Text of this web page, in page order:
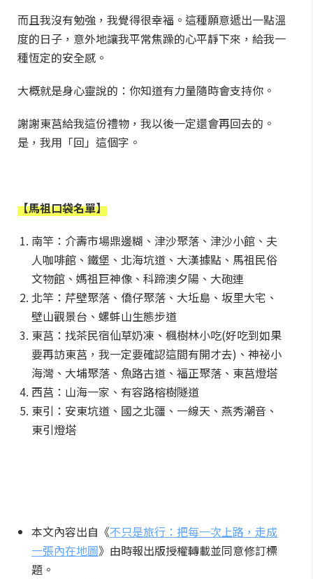
而且我沒有勉強，我覺得很幸福。這種願意遞出一點溫
度的日子，意外地讓我平常焦躁的心平靜下來，給我一
種恆定的安全感。
大概就是身心靈說的：你知道有力量隨時會支持你。
謝謝東莒給我這份禮物，我以後一定還會再回去的。
是，我用「回」這個字。
【馬祖口袋名單】
南竿：介壽市場鼎邊糊、津沙聚落、津沙小館、夫
人咖啡館、鐵堡、北海坑道、大漢據點、馬祖民俗
文物館、媽祖巨神像、科蹄澳夕陽、大砲連
北竿：芹壁聚落、僑仔聚落、大坵島、坂里大宅、
壁山觀景台、螺蚌山生態步道
東莒：找茶民宿仙草奶凍、楓樹林小吃(好吃到如果
要再訪東莒，我一定要確認這間有開才去)、神祕小
海灣、大埔聚落、魚路古道、福正聚落、東莒燈塔
西莒：山海一家、有容路榕樹隧道
東引：安東坑道、國之北疆、一線天、燕秀潮音、
東引燈塔
本文內容出自《不只是旅行：把每一次上路，走成
一張內在地圖》由時報出版授權轉載並同意修訂標
題。